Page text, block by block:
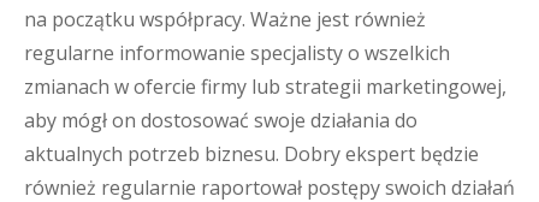
na początku współpracy. Ważne jest również
regularne informowanie specjalisty o wszelkich
zmianach w ofercie firmy lub strategii marketingowej,
aby mógł on dostosować swoje działania do
aktualnych potrzeb biznesu. Dobry ekspert będzie
również regularnie raportował postępy swoich działań